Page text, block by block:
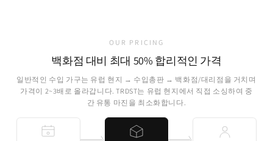
OUR PRICING
백화점 대비 최대 50% 합리적인 가격
일반적인 수입 가구는 유럽 현지 → 수입총판 → 백화점/대리점을 거치며
가격이 2~3배로 올라갑니다. TRDST는 유럽 현지에서 직접 소싱하여 중
간 유통 마진을 최소화합니다.